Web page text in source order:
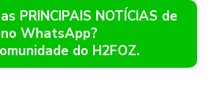
PRINCIPAIS NOTÍCIAS de
WhatsApp?
do H2FOZ.